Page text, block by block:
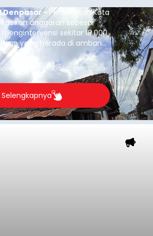
Denpasar - Pemerintah Kota
anggaran sebesar
mengintervensi sekitar 18.000
yang berada di ambang
strategis ini diambil
yang berada pada
6 tersebut agar tidak
miskin.
Thu, 08/06/2026 - 21:31